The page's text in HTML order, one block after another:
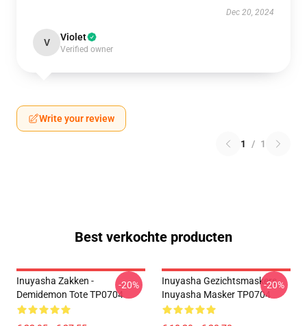
Dec 20, 2024
V Violet
Verified owner
Write your review
1 / 1
Best verkochte producten
Inuyasha Zakken -
Demidemon Tote TP0704
-20%
Inuyasha Gezichtsmaskers.
Inuyasha Masker TP0704
-20%